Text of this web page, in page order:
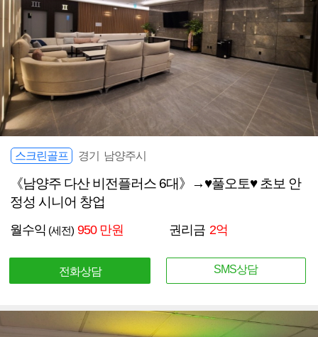
스크린골프 경기 남양주시
《남양주 다산 비전플러스 6대》→♥풀오토♥ 초보 안
정성 시니어 창업
월수익 (세전) 950 만원 권리금 2억
전화상담 SMS상담